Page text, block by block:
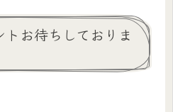
お待ちしておりま